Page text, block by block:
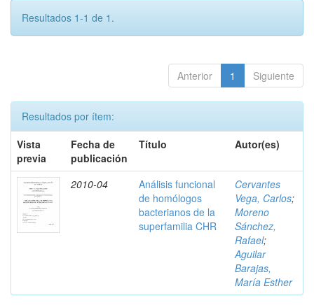
Resultados 1-1 de 1.
Anterior 1 Siguiente
Resultados por ítem:
Vista
previa
Fecha de
publicación
Título Autor(es)
2010-04
Análisis funcional
de homólogos
bacterianos de la
superfamilia CHR
Cervantes
Vega, Carlos;
Moreno
Sánchez,
Rafael;
Aguilar
Barajas,
María Esther